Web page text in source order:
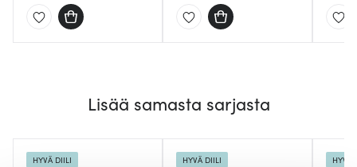
Lisää samasta sarjasta
HYVÄ DIILI HYVÄ DIILI HYVÄ